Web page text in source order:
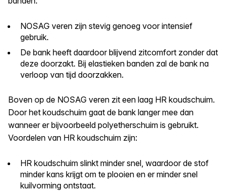
NOSAG veren zijn stevig genoeg voor intensief
gebruik.
De bank heeft daardoor blijvend zitcomfort zonder dat
deze doorzakt. Bij elastieken banden zal de bank na
verloop van tijd doorzakken.
Boven op de NOSAG veren zit een laag HR koudschuim.
Door het koudschuim gaat de bank langer mee dan
wanneer er bijvoorbeeld polyetherschuim is gebruikt.
Voordelen van HR koudschuim zijn:
HR koudschuim slinkt minder snel, waardoor de stof
minder kans krijgt om te plooien en er minder snel
kuilvorming ontstaat.